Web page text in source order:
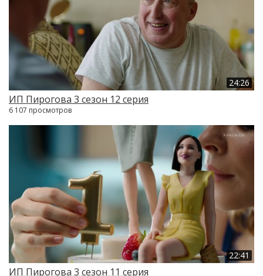
24:26
ИП Пирогова 3 сезон 12 серия
6 107 просмотров
22:41
ИП Пирогова 3 сезон 11 серия